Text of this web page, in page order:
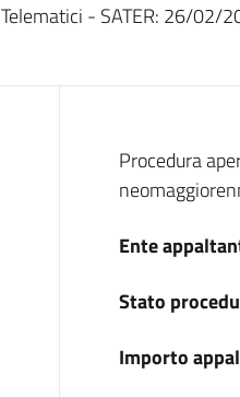
- SATER: 26/02/
Dati del
Procedura
Ente
Stato
Importo